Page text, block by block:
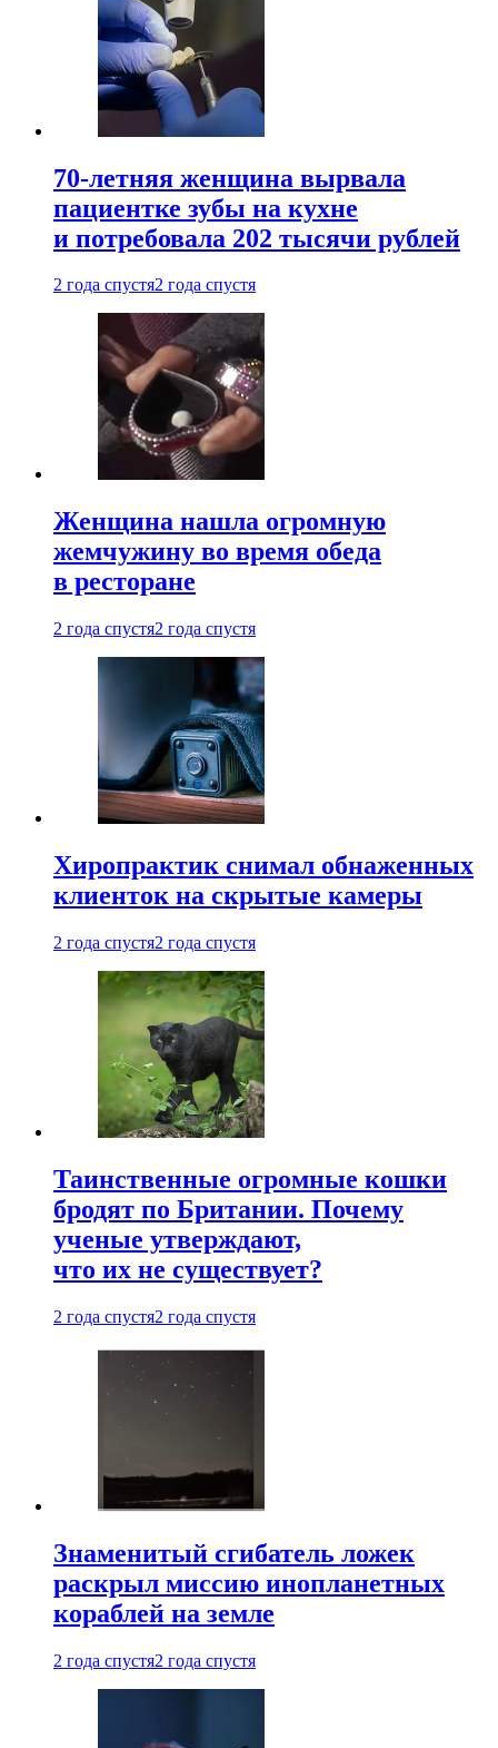
70-летняя женщина вырвала
пациентке зубы на кухне
и потребовала 202 тысячи рублей
2 года спустя2 года спустя
Женщина нашла огромную
жемчужину во время обеда
в ресторане
2 года спустя2 года спустя
Хиропрактик снимал обнаженных
клиенток на скрытые камеры
2 года спустя2 года спустя
Таинственные огромные кошки
бродят по Британии. Почему
ученые утверждают,
что их не существует?
2 года спустя2 года спустя
Знаменитый сгибатель ложек
раскрыл миссию инопланетных
кораблей на земле
2 года спустя2 года спустя